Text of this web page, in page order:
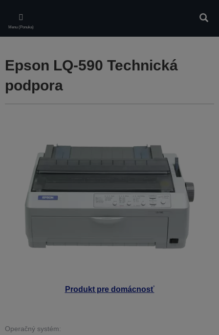
main
content
Menu (Ponuka)
Produkt pre domácnosť
Epson LQ-590 Technická
podpora
Operačný systém: